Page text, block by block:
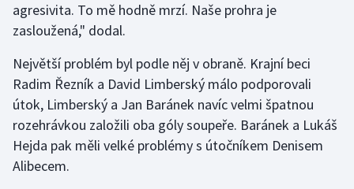
Jezdectví
Judo
Krasobruslení
Lezení
Lyže a snowboard
agresivita. To mě hodně mrzí. Naše prohra je
zasloužená," dodal.
Největší problém byl podle něj v obraně. Krajní beci
Radim Řezník a David Limberský málo podporovali
útok, Limberský a Jan Baránek navíc velmi špatnou
rozehrávkou založili oba góly soupeře. Baránek a Lukáš
Hejda pak měli velké problémy s útočníkem Denisem
Alibecem.